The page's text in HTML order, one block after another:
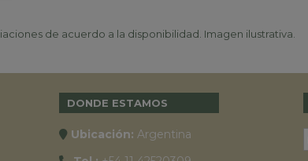
de acuerdo a la disponibilidad. Imagen ilustrativa.
DONDE ESTAMOS
Ubicación: Argentina